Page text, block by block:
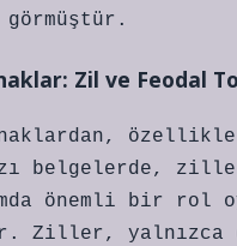
Zil ve Feodal
özellikle
belgelerde,
önemli bir rol
Ziller, yalnızca